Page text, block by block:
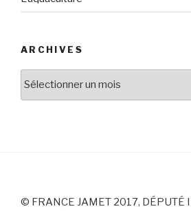
ARCHIVES
Archives
© FRANCE JAMET 2017, DÉPUTÉ